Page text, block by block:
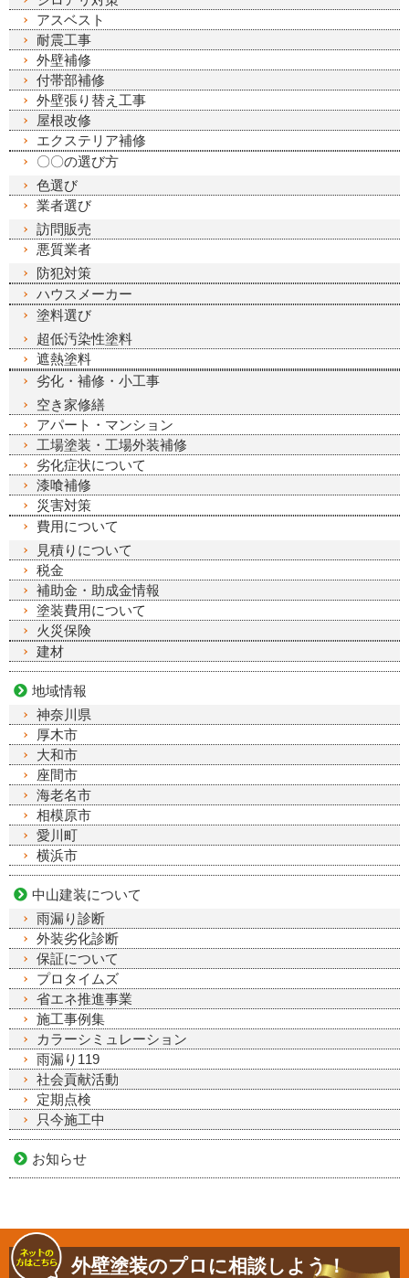
アスベスト
耐震工事
外壁補修
付帯部補修
外壁張り替え工事
屋根改修
エクステリア補修
〇〇の選び方
色選び
業者選び
訪問販売
悪質業者
防犯対策
ハウスメーカー
塗料選び
超低汚染性塗料
遮熱塗料
劣化・補修・小工事
空き家修繕
アパート・マンション
工場塗装・工場外装補修
劣化症状について
漆喰補修
災害対策
費用について
見積りについて
税金
補助金・助成金情報
塗装費用について
火災保険
建材
地域情報
神奈川県
厚木市
大和市
座間市
海老名市
相模原市
愛川町
横浜市
中山建装について
雨漏り診断
外装劣化診断
保証について
プロタイムズ
省エネ推進事業
施工事例集
カラーシミュレーション
雨漏り119
社会貢献活動
定期点検
只今施工中
お知らせ
外壁塗装のプロに相談しよう！